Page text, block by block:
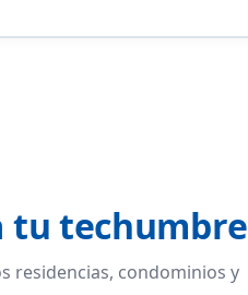
tu techumbre
residencias, condominios y